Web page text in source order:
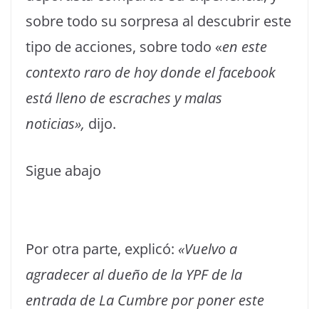
sobre todo su sorpresa al descubrir este
tipo de acciones, sobre todo «en este
contexto raro de hoy donde el facebook
está lleno de escraches y malas
noticias», dijo.
Sigue abajo
Por otra parte, explicó: «Vuelvo a
agradecer al dueño de la YPF de la
entrada de La Cumbre por poner este